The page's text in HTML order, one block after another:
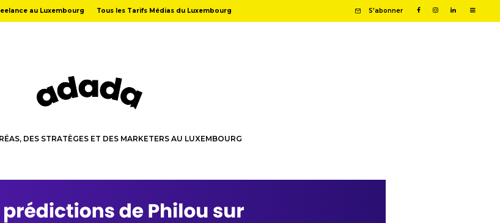
au Luxembourg Tous les Tarifs Médias du Luxembourg S'abonner
DES STRATÈGES ET DES MARKETERS AU LUXEMBOURG